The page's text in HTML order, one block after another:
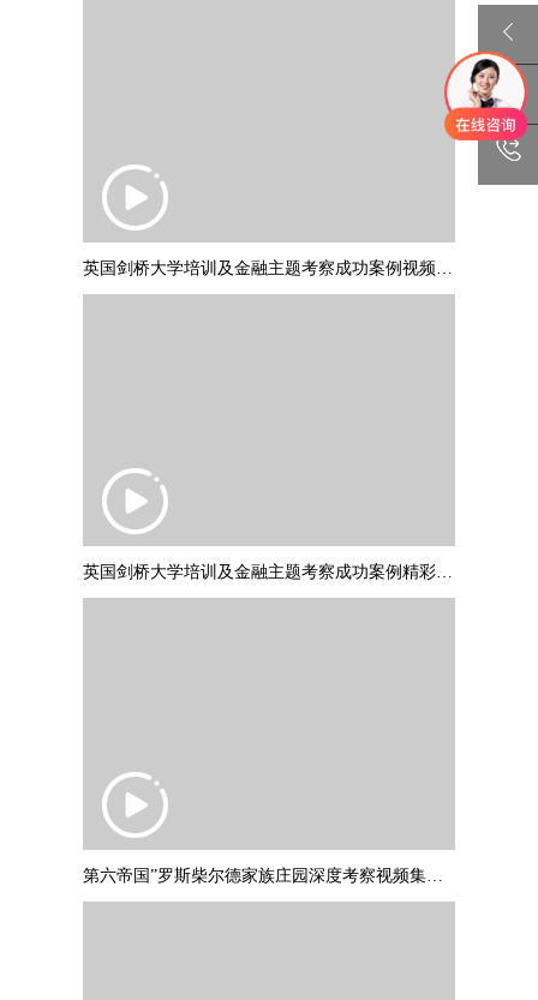
英国剑桥大学培训及金融主题考察成功案例视频 PART1
英国剑桥大学培训及金融主题考察成功案例精彩集锦 PART2
第六帝国”罗斯柴尔德家族庄园深度考察视频集锦，并与罗斯柴尔德爵士